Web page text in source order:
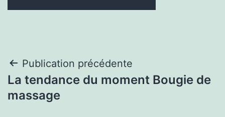
Navigation
de
Publication précédente
La tendance du moment Bougie de
massage